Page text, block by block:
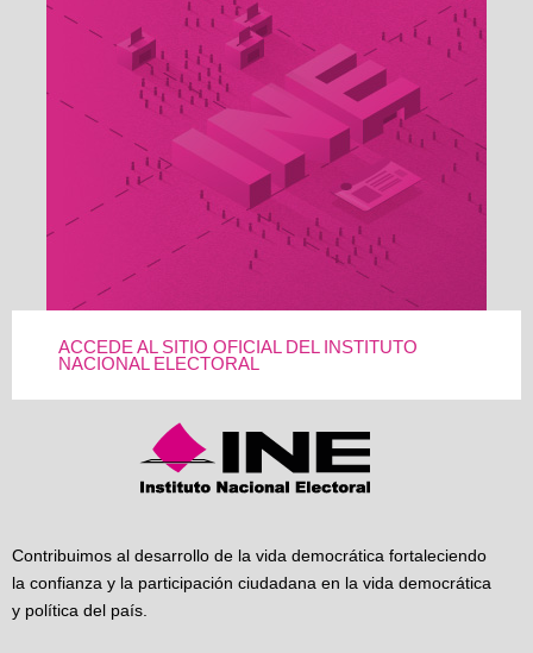
ACCEDE AL SITIO OFICIAL DEL INSTITUTO
NACIONAL ELECTORAL
Contribuimos al desarrollo de la vida democrática fortaleciendo
la confianza y la participación ciudadana en la vida democrática
y política del país.